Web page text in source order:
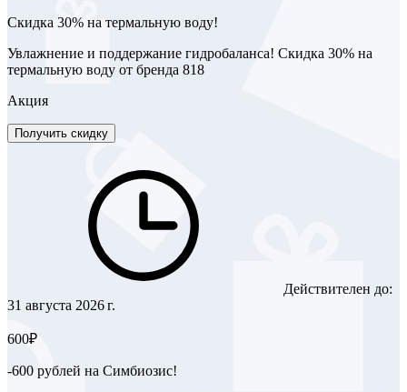
Скидка 30% на термальную воду!
Увлажнение и поддержание гидробаланса! Скидка 30% на
термальную воду от бренда 818
Акция
Получить скидку
Действителен до:
31 августа 2026 г.
600₽
-600 рублей на Симбиозис!